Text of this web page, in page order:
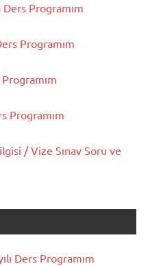
Ders Programım
Programım
Programım
Programım
/ Vize Sınav Soru ve
Ders Programım